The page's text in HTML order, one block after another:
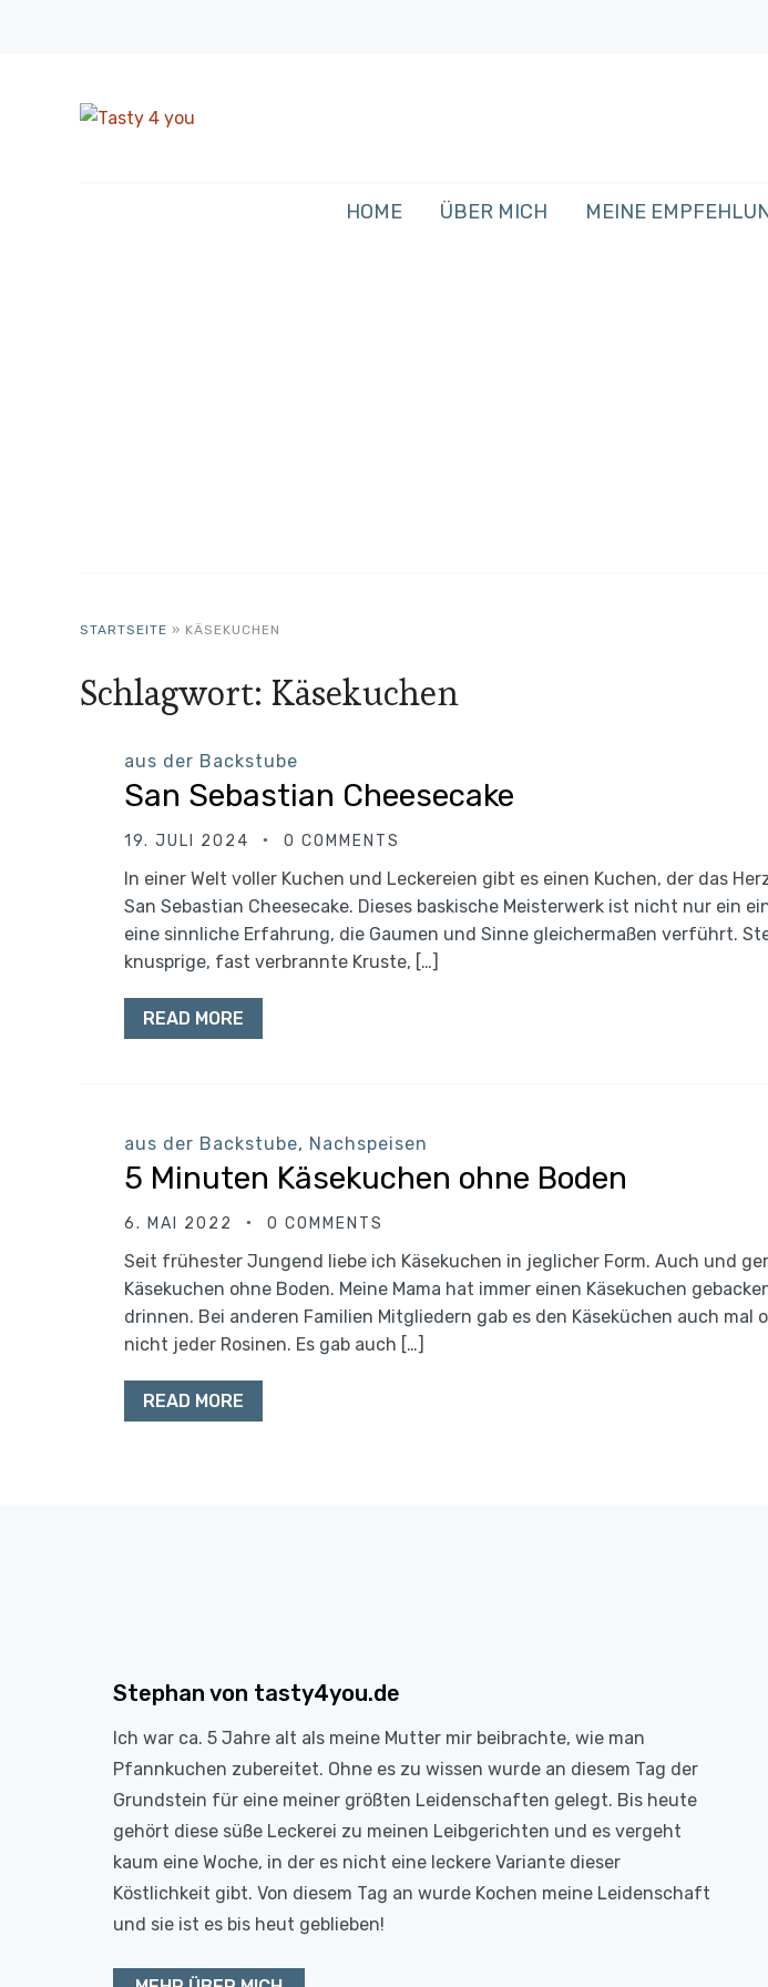
HOME ÜBER MICH MEINE
STARTSEITE » KÄSEKUCHEN
Schlagwort: Käsekuchen
aus der Backstube
San Sebastian Cheesecake
19. JULI 2024 0 COMMENTS
In einer Welt voller Kuchen und Leckereien gibt es einen Kuchen, der das
San Sebastian Cheesecake. Dieses baskische Meisterwerk ist nicht nur ein
eine sinnliche Erfahrung, die Gaumen und Sinne gleichermaßen verführt.
knusprige, fast verbrannte Kruste, […]
READ MORE
aus der Backstube, Nachspeisen
5 Minuten Käsekuchen ohne Boden
6. MAI 2022 0 COMMENTS
Seit frühester Jungend liebe ich Käsekuchen in jeglicher Form. Auch und
Käsekuchen ohne Boden. Meine Mama hat immer einen Käsekuchen
drinnen. Bei anderen Familien Mitgliedern gab es den Käseküchen auch mal
nicht jeder Rosinen. Es gab auch […]
READ MORE
Stephan von tasty4you.de
Ich war ca. 5 Jahre alt als meine Mutter mir beibrachte, wie man
Pfannkuchen zubereitet. Ohne es zu wissen wurde an diesem Tag der
Grundstein für eine meiner größten Leidenschaften gelegt. Bis heute
gehört diese süße Leckerei zu meinen Leibgerichten und es vergeht
kaum eine Woche, in der es nicht eine leckere Variante dieser
Köstlichkeit gibt. Von diesem Tag an wurde Kochen meine Leidenschaft
und sie ist es bis heut geblieben!